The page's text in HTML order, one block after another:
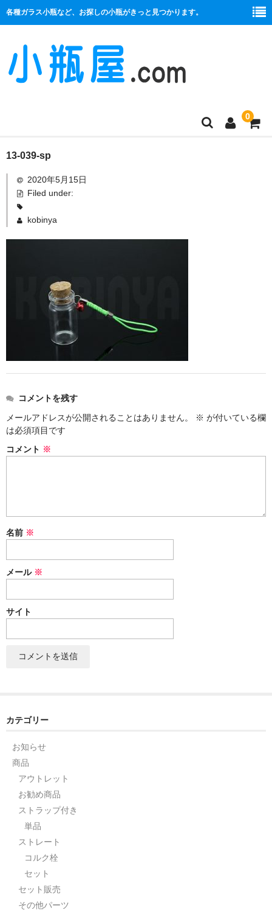
各種ガラス小瓶など、お探しの小瓶がきっと見つかります。
0
商品一覧
絞り口
ストレート
コルク栓
ふた付き
単品
セット
アウトレット
お問い合わせ
13-039-sp
2020年5月15日
Filed under:
kobinya
コメントを残す
メールアドレスが公開されることはありません。
※ が付いている欄
は必須項目です
コメント ※
名前 ※
メール ※
サイト
カテゴリー
お知らせ
商品
アウトレット
お勧め商品
ストラップ付き
単品
ストレート
コルク栓
セット
セット販売
その他パーツ